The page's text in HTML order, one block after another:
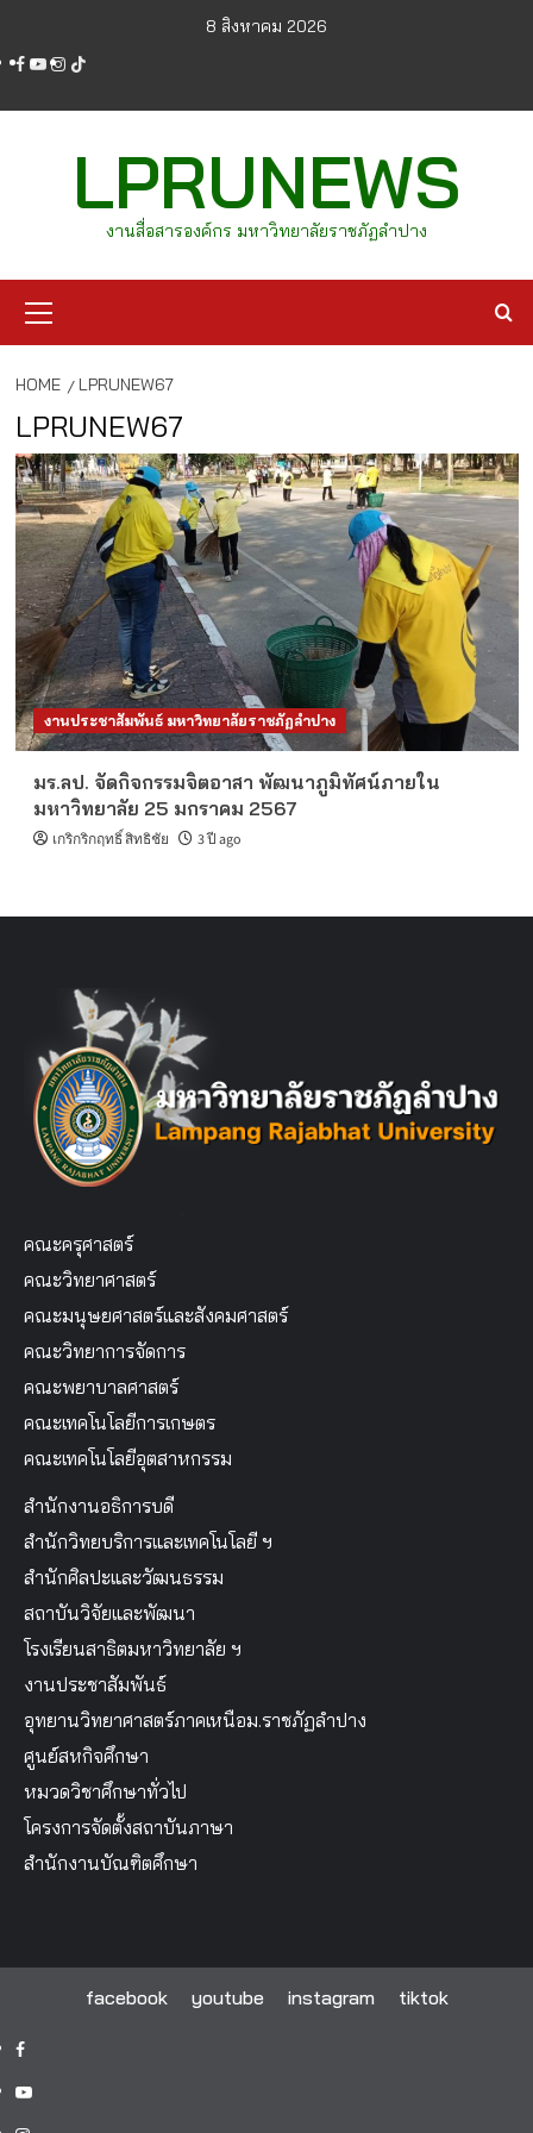
content
8 สิงหาคม 2026
facebook
youtube
instagram
tiktok
LPRUNEWS
งานสื่อสารองค์กร มหาวิทยาลัยราชภัฏลำปาง
Menu
HOME LPRUNEW67
LPRUNEW67
งานประชาสัมพันธ์ มหาวิทยาลัยราชภัฏลำปาง
มร.ลป. จัดกิจกรรมจิตอาสา พัฒนาภูมิทัศน์ภายใน
มหาวิทยาลัย 25 มกราคม 2567
เกริกริกฤทธิ์ สิทธิชัย 3 ปี ago
คณะครุศาสตร์
คณะวิทยาศาสตร์
คณะมนุษยศาสตร์และสังคมศาสตร์
คณะวิทยาการจัดการ
คณะพยาบาลศาสตร์
คณะเทคโนโลยีการเกษตร
คณะเทคโนโลยีอุตสาหกรรม
สำนักงานอธิการบดี
สำนักวิทยบริการและเทคโนโลยี ฯ
สำนักศิลปะและวัฒนธรรม
สถาบันวิจัยและพัฒนา
โรงเรียนสาธิตมหาวิทยาลัย ฯ
งานประชาสัมพันธ์
อุทยานวิทยาศาสตร์ภาคเหนือม.ราชภัฏลำปาง
ศูนย์สหกิจศึกษา
หมวดวิชาศึกษาทั่วไป
โครงการจัดตั้งสถาบันภาษา
สำนักงานบัณฑิตศึกษา
facebook youtube instagram tiktok
facebook
youtube